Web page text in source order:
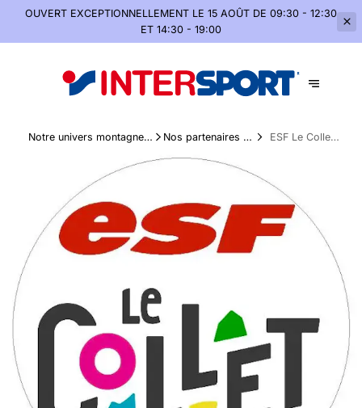
OUVERT EXCEPTIONNELLEMENT LE 15 AOÛT DE 09:30 - 12:30
ET 14:30 - 19:00
Notre univers montagne,
Nos partenaires de
ESF Le Collet